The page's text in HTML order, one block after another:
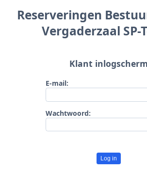
Reserveringen
Vergaderzaal SP-
Klant inlogscherm
E-mail:
Wachtwoord:
Log in